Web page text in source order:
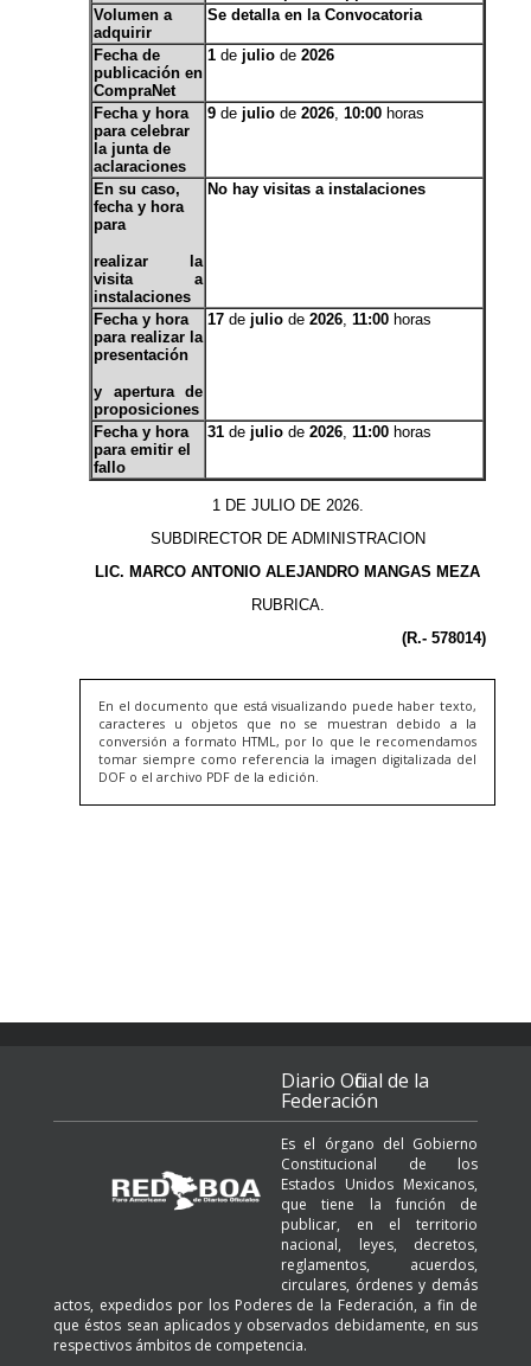
En el documento que está visualizando puede haber texto,
caracteres u objetos que no se muestran debido a la
conversión a formato HTML, por lo que le recomendamos
tomar siempre como referencia la imagen digitalizada del
DOF o el archivo PDF de la edición.
Diario Oficial de la
Federación
Es el órgano del Gobierno
Constitucional de los
Estados Unidos Mexicanos,
que tiene la función de
publicar, en el territorio
nacional, leyes, decretos,
reglamentos, acuerdos,
circulares, órdenes y demás
actos, expedidos por los Poderes de la Federación, a fin de
que éstos sean aplicados y observados debidamente, en sus
respectivos ámbitos de competencia.